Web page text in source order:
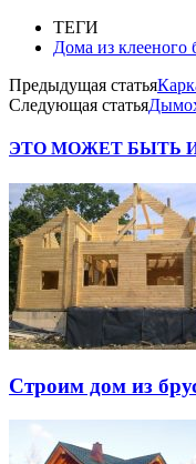
ТЕГИ
Дома из клееного
Предыдущая статья
Следующая статья
ЭТО МОЖЕТ БЫТЬ
Строим дом из